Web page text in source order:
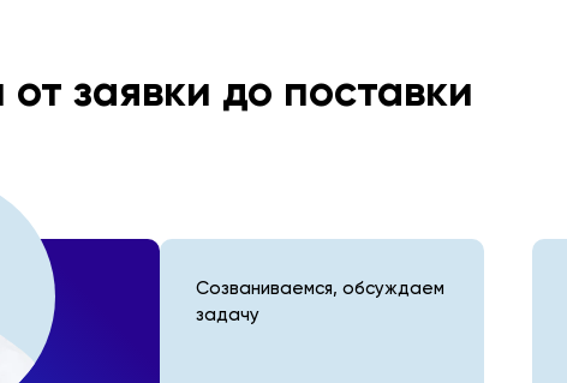
заявки до поставки
Созваниваемся, обсуждаем
задачу